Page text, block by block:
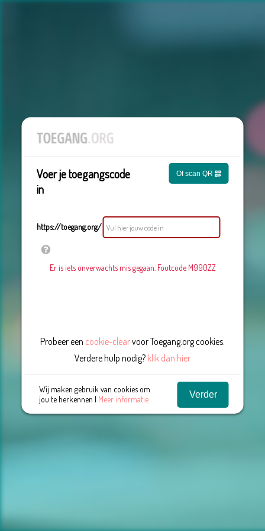
Voer je toegangscode
in
Of scan QR
https://toegang.org/ Vul hier jouw code in
Er is iets onverwachts mis gegaan. Foutcode M990ZZ
Probeer een cookie-clearvoor Toegang.org cookies.
Verdere hulp nodig? klik dan hier
Verder
Wij maken gebruik van cookies om
jou te herkennen | Meer informatie